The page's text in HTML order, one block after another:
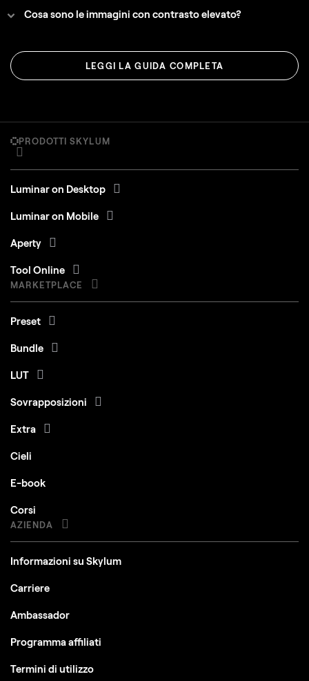
Cosa sono le immagini con contrasto elevato?
LEGGI LA GUIDA COMPLETA
PRODOTTI SKYLUM
Luminar on Desktop
Luminar on Mobile
Aperty
Tool Online
MARKETPLACE
Preset
Bundle
LUT
Sovrapposizioni
Extra
Cieli
E-book
Corsi
AZIENDA
Informazioni su Skylum
Carriere
Ambassador
Programma affiliati
Termini di utilizzo